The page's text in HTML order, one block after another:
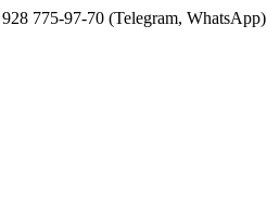
775-97-70 (Telegram, WhatsApp)